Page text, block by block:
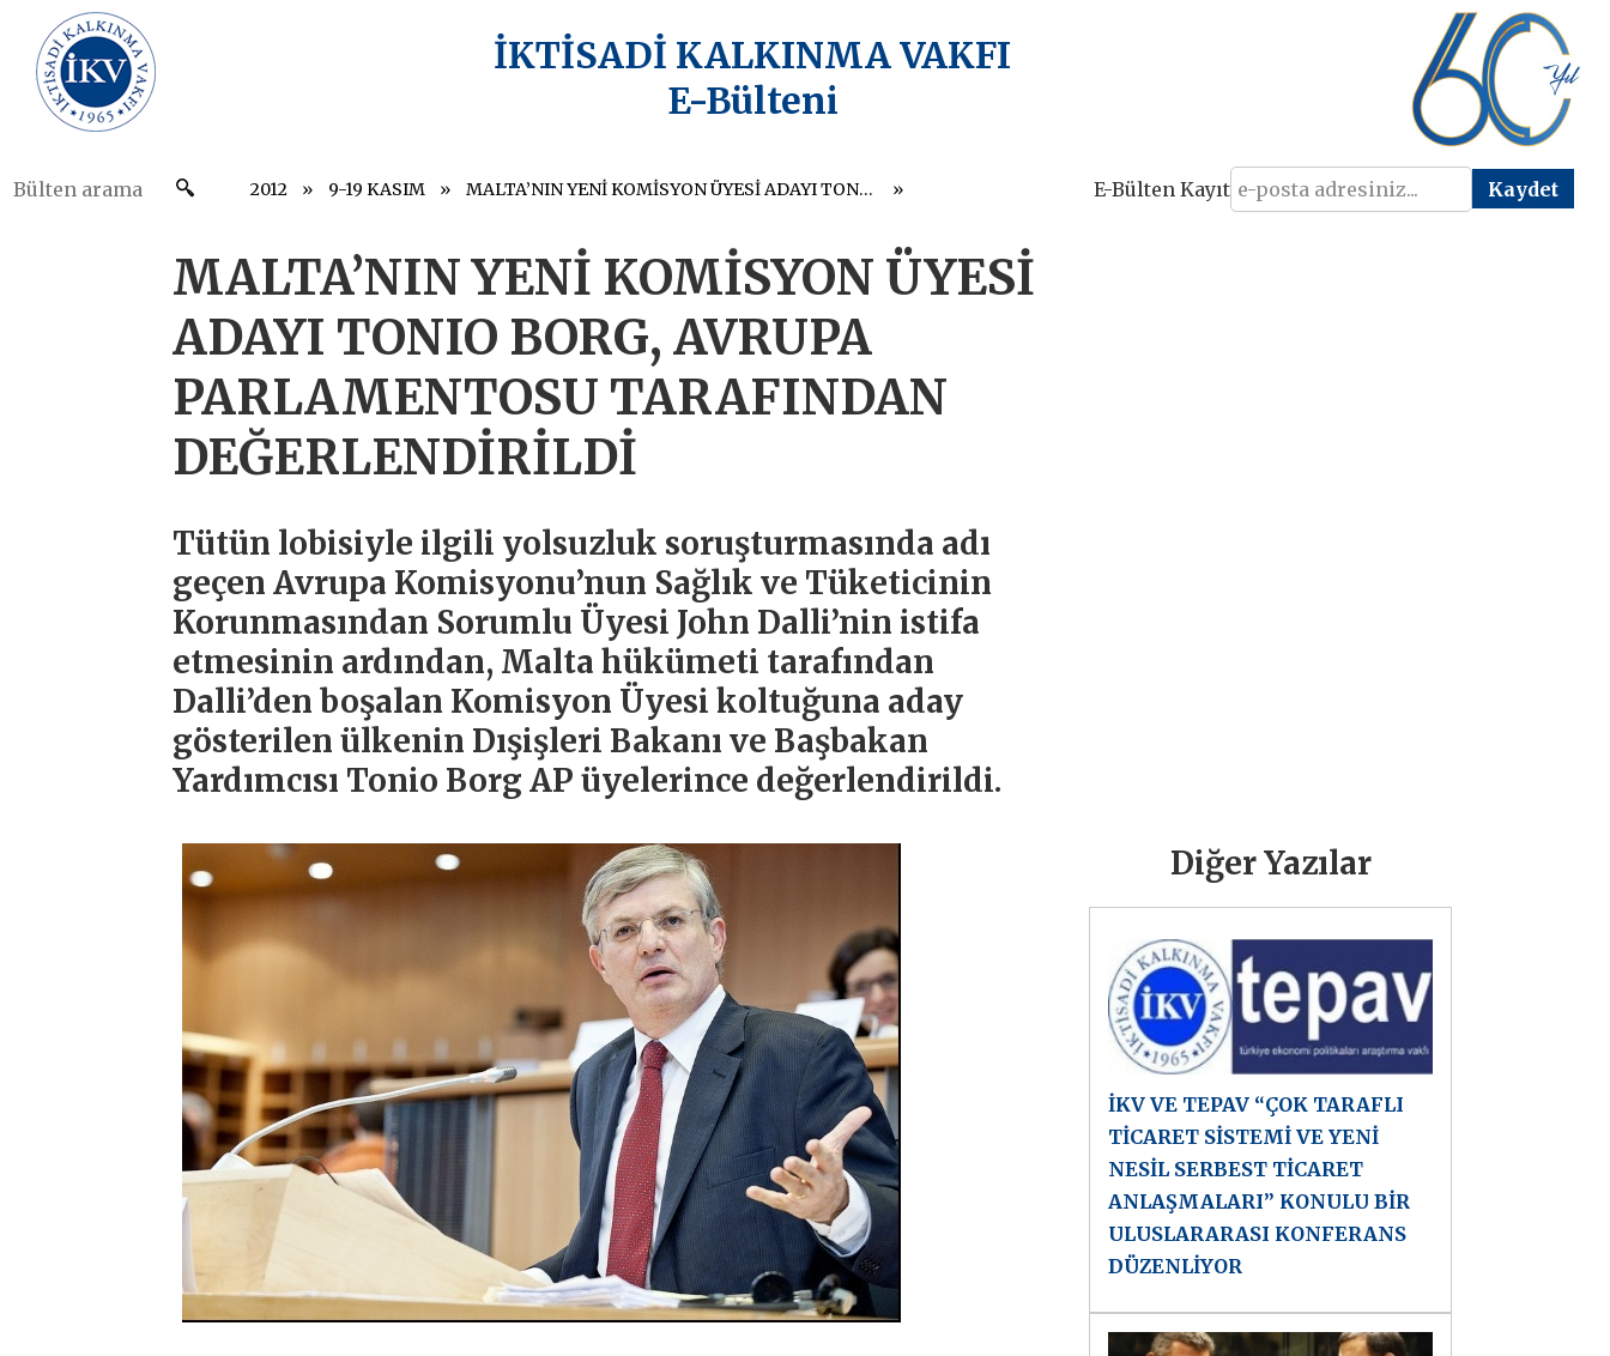
İKTİSADİ KALKINMA VAKFI
E-Bülteni
2012 9-19 KASIM MALTA’NIN YENİ KOMİSYON ÜYESİ ADAYI TONIO BORG, AVRUPA PARLAMENTOSU TARAFINDAN DEĞERLENDİRİLDİ E-Bülten Kayıt
MALTA’NIN YENİ KOMİSYON ÜYESİ
ADAYI TONIO BORG, AVRUPA
PARLAMENTOSU TARAFINDAN
DEĞERLENDİRİLDİ
Tütün lobisiyle ilgili yolsuzluk soruşturmasında adı
geçen Avrupa Komisyonu’nun Sağlık ve Tüketicinin
Korunmasından Sorumlu Üyesi John Dalli’nin istifa
etmesinin ardından, Malta hükümeti tarafından
Dalli’den boşalan Komisyon Üyesi koltuğuna aday
gösterilen ülkenin Dışişleri Bakanı ve Başbakan
Yardımcısı Tonio Borg AP üyelerince değerlendirildi.
Diğer Yazılar
İKV VE TEPAV “ÇOK TARAFLI
TİCARET SİSTEMİ VE YENİ
NESİL SERBEST TİCARET
ANLAŞMALARI” KONULU BİR
ULUSLARARASI KONFERANS
DÜZENLİYOR